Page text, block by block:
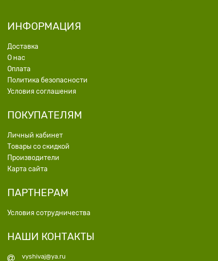
ИНФОРМАЦИЯ
Доставка
О нас
Оплата
Политика безопасности
Условия соглашения
ПОКУПАТЕЛЯМ
Личный кабинет
Товары со скидкой
Производители
Карта сайта
ПАРТНЕРАМ
Условия сотрудничества
НАШИ КОНТАКТЫ
vyshivaj@ya.ru